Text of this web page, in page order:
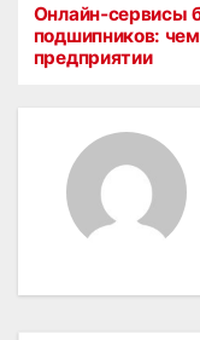
Н
а
Онлайн‑сервисы
подшипников:
предприятии